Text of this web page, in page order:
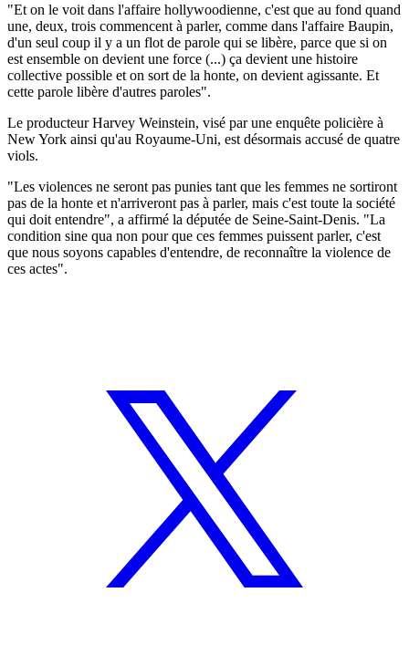
"Et on le voit dans l'affaire hollywoodienne, c'est que au fond quand
une, deux, trois commencent à parler, comme dans l'affaire Baupin,
d'un seul coup il y a un flot de parole qui se libère, parce que si on
est ensemble on devient une force (...) ça devient une histoire
collective possible et on sort de la honte, on devient agissante. Et
cette parole libère d'autres paroles".
Le producteur Harvey Weinstein, visé par une enquête policière à
New York ainsi qu'au Royaume-Uni, est désormais accusé de quatre
viols.
"Les violences ne seront pas punies tant que les femmes ne sortiront
pas de la honte et n'arriveront pas à parler, mais c'est toute la société
qui doit entendre", a affirmé la députée de Seine-Saint-Denis. "La
condition sine qua non pour que ces femmes puissent parler, c'est
que nous soyons capables d'entendre, de reconnaître la violence de
ces actes".